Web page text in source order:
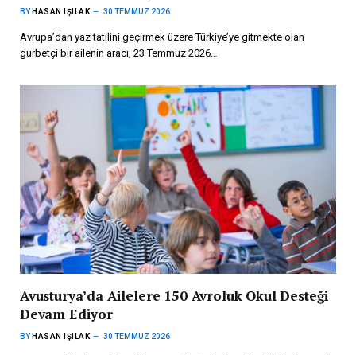
BY HASAN IŞILAK 30 TEMMUZ 2026
Avrupa’dan yaz tatilini geçirmek üzere Türkiye’ye gitmekte olan
gurbetçi bir ailenin aracı, 23 Temmuz 2026…
Avusturya’da Ailelere 150 Avroluk Okul Desteği
Devam Ediyor
BY HASAN IŞILAK 30 TEMMUZ 2026